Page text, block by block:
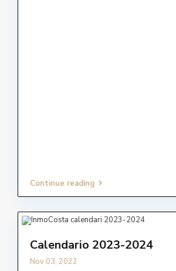
Continue reading
Calendario 2023-2024
Nov 03, 2022